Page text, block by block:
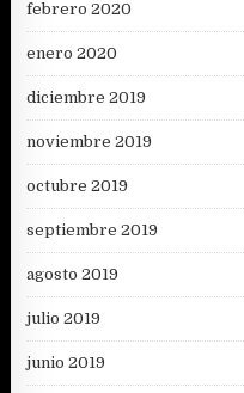
febrero 2020
enero 2020
diciembre 2019
noviembre 2019
octubre 2019
septiembre 2019
agosto 2019
julio 2019
junio 2019